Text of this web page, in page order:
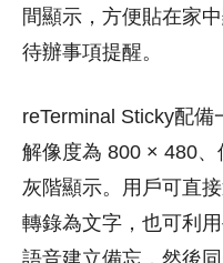
間顯示，方便貼在家
待辦事項提醒。
reTerminal Sticky配備
解像度為 800 × 480
灰階顯示。用戶可直
轉錄為文字，也可利